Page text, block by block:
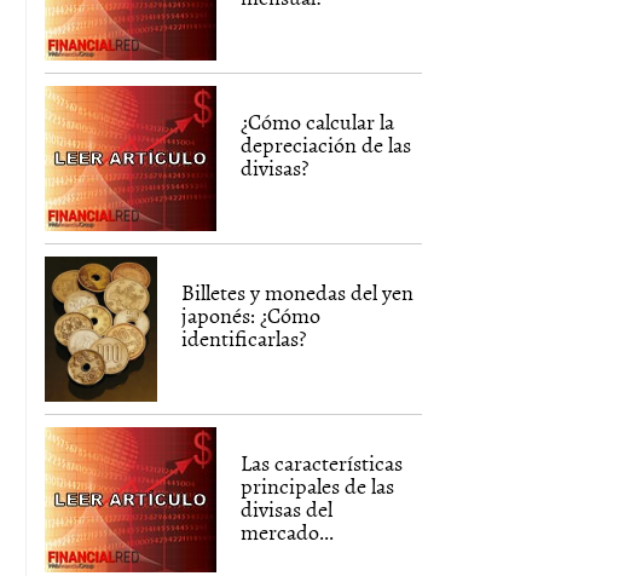
¿Cómo calcular la
depreciación de las
divisas?
Billetes y monedas del yen
japonés: ¿Cómo
identificarlas?
Las características
principales de las
divisas del
mercado...